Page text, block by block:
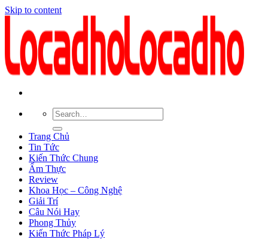
Skip to content
Trang Chủ
Tin Tức
Kiến Thức Chung
Ẩm Thực
Review
Khoa Học – Công Nghệ
Giải Trí
Câu Nói Hay
Phong Thủy
Kiến Thức Pháp Lý